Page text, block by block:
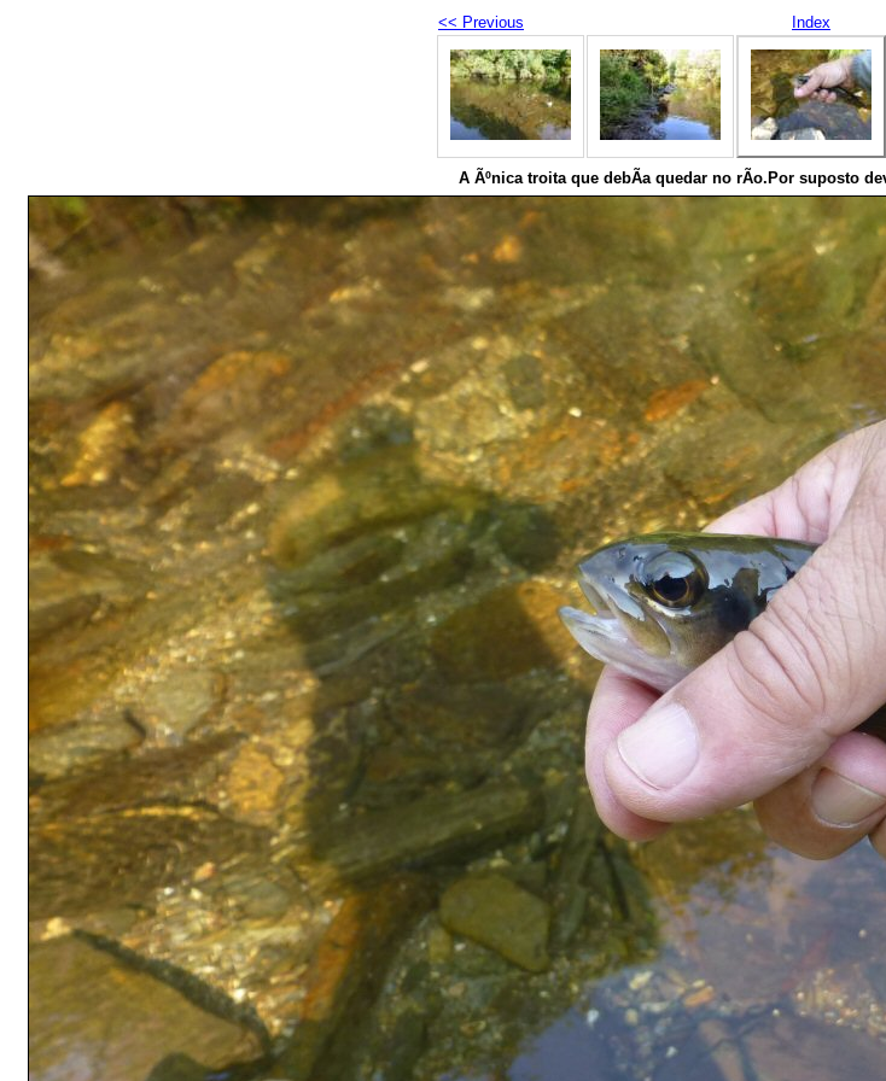
<< Previous Index
A Ãºnica troita que debÃ­a quedar no rÃ­o.Por suposto